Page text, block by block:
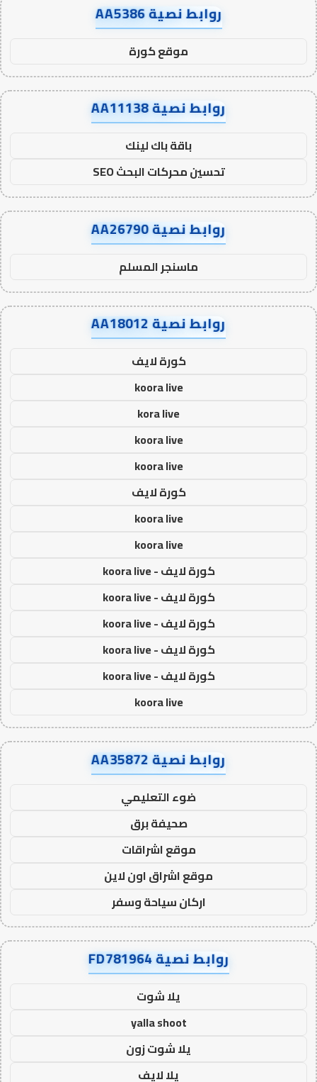
روابط نصية AA5386
موقع كورة
روابط نصية AA11138
باقة باك لينك
تحسين محركات البحث SEO
روابط نصية AA26790
ماسنجر المسلم
روابط نصية AA18012
كورة لايف
koora live
kora live
koora live
koora live
كورة لايف
koora live
koora live
كورة لايف - koora live
كورة لايف - koora live
كورة لايف - koora live
كورة لايف - koora live
كورة لايف - koora live
koora live
روابط نصية AA35872
ضوء التعليمي
صحيفة برق
موقع اشراقات
موقع اشراق اون لاين
اركان سياحة وسفر
روابط نصية FD781964
يلا شوت
yalla shoot
يلا شوت زون
يلا لايف